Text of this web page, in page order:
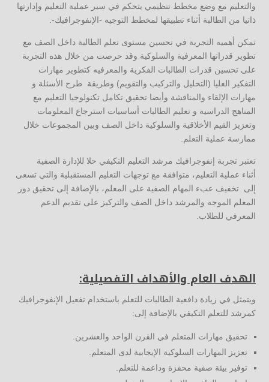
والتعليم مع وضع مخطط تنظيمي يتحكم في سير عملية التعليم وإدارتها
ذاتيا من الطالبة أثناء تطبيقها لمخطط التوجيه -الإنفوجرافيك-.
تمكن أهميه التجربة في تحسين مستوى تعلم الطالبة داخل الصف مع
تطوير قدراتها المعرفية والسلوكية وقد حرصت من خلال هذه التجربة
على تحسين قدرات الطالبات الفكرية والمعرفيه كتطوير مهارات
التفكير العليا (التحليل والتركيب والتقويم) وطريقة طرح الأسئلة و
مهارات الإلقاء والمناقشة وأيضا تحقيق تكامل تكنولوجيا التعليم مع
المناهج الدراسية و تعليم الطالبات أساسيات استرجاع المعلومات
وتعزيز القيم الأخلاقية والسلوكية داخل الصف وبين المجموعات خلال
ممارسة عملية التعلم.
تعتبر تجربة إنفوجرافيك مرشد التعليم التكيفي حلا للإدارة الصفية
أثناء عملية التعليم، متوافقة مع توجهات التعليم المستقبلية والتي تسعى
إلى تخفيف عبء المهام الصفية على المعلم، بالإضافة إلى تحقيق دور
المعلم الموجه والمرشد داخل الصف والتركيز على تقديم الدعم
المعرفي للطلاب.
الهدف العام والأهداف التفصيلية:
ويتمثل في زيادة دافعية الطالبات للتعلم باستخدام تفعيل الإنفوجرافيك
كمرشد للتعلم التكيفي بالإضافة إلى:
تحقيق مهارات المتعلم في القرن الواحد والعشرين.
تعزيز المهارات السلوكية الإيجابية لدى المتعلم.
توفير بيئة صفية محفزة وداعمة للتعلم.